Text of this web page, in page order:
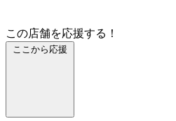
この店舗を応援する！
ここから応援